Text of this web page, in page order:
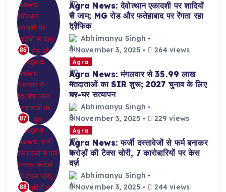
86
Agra News: देवोत्थान एकादशी पर शादियों
से जाम; MG रोड और फतेहाबाद पर रेंगता रहा
ट्रैफिक
Abhimanyu Singh
November 3, 2025
264 views
87
Agra
Agra News: मंगलवार से 35.99 लाख
मतदाताओं का SIR शुरू; 2027 चुनाव के लिए
घर-घर सत्यापन
Abhimanyu Singh
November 3, 2025
229 views
88
Agra
Agra News: फर्जी दस्तावेजों से फर्म बनाकर
करोड़ों की टैक्स चोरी, 7 कारोबारियों पर केस
दर्ज
Abhimanyu Singh
November 3, 2025
244 views